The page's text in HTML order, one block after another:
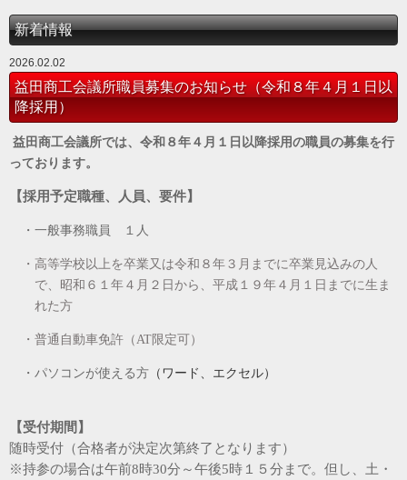
新着情報
2026.02.02
益田商工会議所職員募集のお知らせ（令和８年４月１日以
降採用）
益田商工会議所では、令和８年４月１日以降採用の職員の募集を行
っております。
【採用予定職種、人員、要件】
・一般事務職員 １人
・高等学校以上を卒業又は令和８年３月までに卒業見込みの人
で、昭和６１年４月２日から、平成１９年４月１日までに生ま
れた方
・普通自動車免許（AT限定可）
・パソコンが使える方 （ワード、エクセル）
【受付期間】
随時受付（合格者が決定次第終了となります）
※持参の場合は午前8時30分～午後5時１５分まで。但し、土・